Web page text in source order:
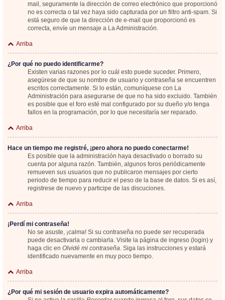
mail, seguramente la dirección de correo electrónico que proporcionó
no es correcta o tal vez haya sido capturada por un filtro anti-spam. Si
está seguro de que la dirección de e-mail que proporcionó es
correcta, envíe un mensaje a La Administración.
Arriba
¿Por qué no puedo identificarme?
Existen varias razones por lo cuál esto puede suceder. Primero,
asegúrese de que su nombre de usuario y contraseña se encuentren
escritos correctamente. Si lo están, comuníquese con La
Administración para asegurarse de que no ha sido excluido. También
es posible que el foro esté mal configurado por su dueño y/o tenga
fallos en la programación, por lo que necesitaría ser reparado.
Arriba
Hace un tiempo me registré, ¡pero ahora no puedo conectarme!
Es posible que la administración haya desactivado o borrado su
cuenta por alguna razón. También, algunos foros periódicamente
remueven sus usuarios que no publicaron mensajes por cierto
periodo de tiempo para reducir el peso de la base de datos. Si es así,
registrese de nuevo y participe de las discuciones.
Arriba
¡Perdí mi contraseña!
No se asuste, ¡calma! Si su contraseña no puede ser recuperada
puede desactivarla o cambiarla. Visite la página de ingreso (login) y
haga clic en Olvidé mi contraseña. Siga las instrucciones y estará
identificado nuevamente en muy poco tiempo.
Arriba
¿Por qué mi sesión de usuario expira automáticamente?